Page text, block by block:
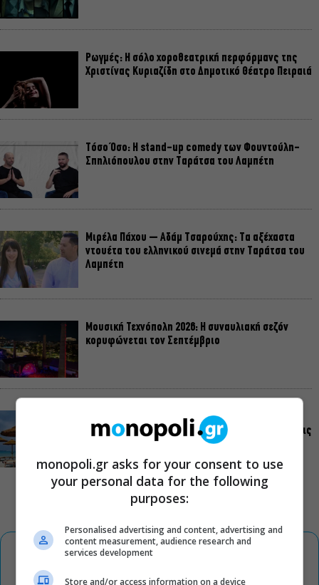
Ρωγμές: Η σόλο χοροθεατρική περφόρμανς της
Χριστίνας Κυριαζίδη στο Δημοτικό Θέατρο Πειραιά
Τόσο Όσο: Η stand-up comedy των Φουντούλη-
Σπηλιόπουλου στην Ταράτσα του Λαμπέτη
Μιρέλα Πάχου – Αδάμ Τσαρούχης: Τα αξέχαστα
ντουέτα του ελληνικού σινεμά στην Ταράτσα του
Λαμπέτη
Μουσική Τεχνόπολη 2026: Η συναυλιακή σεζόν
κορυφώνεται τον Σεπτέμβριο
Τουλάχιστον 1.500 έλεγχοι σε 300 παραλίες –
Πρόστιμα έως 73.000€ για αυθαίρετες καταλήψεις
monopoli.gr asks for your consent to use
your personal data for the following
purposes:
Personalised advertising and content, advertising and
content measurement, audience research and
services development
Store and/or access information on a device